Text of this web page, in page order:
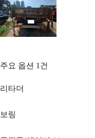
주요 옵션 1 건
리타더
보링